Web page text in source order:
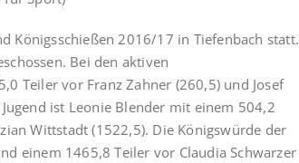
Königsschießen 2016/17 in Tiefenbach statt.
Bei den aktiven
Teiler vor Franz Zahner (260,5) und Josef
ist Leonie Blender mit einem 504,2
Wittstadt (1522,5). Die Königswürde der
einem 1465,8 Teiler vor Claudia Schwarzer